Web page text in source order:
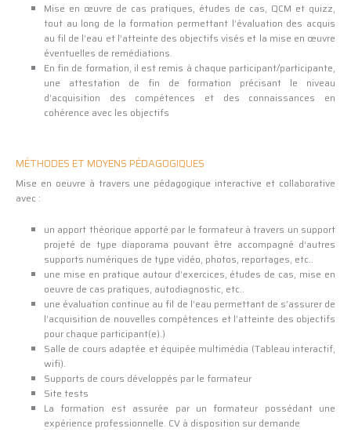
Mise en œuvre de cas pratiques, études de cas, QCM et quizz,
tout au long de la formation permettant l’évaluation des acquis
au fil de l’eau et l’atteinte des objectifs visés et la mise en œuvre
éventuelles de remédiations.
En fin de formation, il est remis à chaque participant/participante,
une attestation de fin de formation précisant le niveau
d’acquisition des compétences et des connaissances en
cohérence avec les objectifs
MÉTHODES ET MOYENS PÉDAGOGIQUES
Mise en oeuvre à travers une pédagogique interactive et collaborative
avec :
un apport théorique apporté par le formateur à travers un support
projeté de type diaporama pouvant être accompagné d’autres
supports numériques de type vidéo, photos, reportages, etc..
une mise en pratique autour d’exercices, études de cas, mise en
oeuvre de cas pratiques, autodiagnostic, etc..
une évaluation continue au fil de l’eau permettant de s’assurer de
l’acquisition de nouvelles compétences et l’atteinte des objectifs
pour chaque participant(e).)
Salle de cours adaptée et équipée multimédia (Tableau interactif,
wifi).
Supports de cours développés par le formateur
Site tests
La formation est assurée par un formateur possédant une
expérience professionnelle. CV à disposition sur demande